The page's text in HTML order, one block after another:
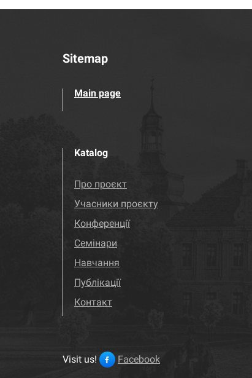
Sitemap
Main page
Katalog
Про проєкт
Учасники проєкту
Конференції
Семінари
Навчання
Публікації
Контакт
Visit us! Facebook